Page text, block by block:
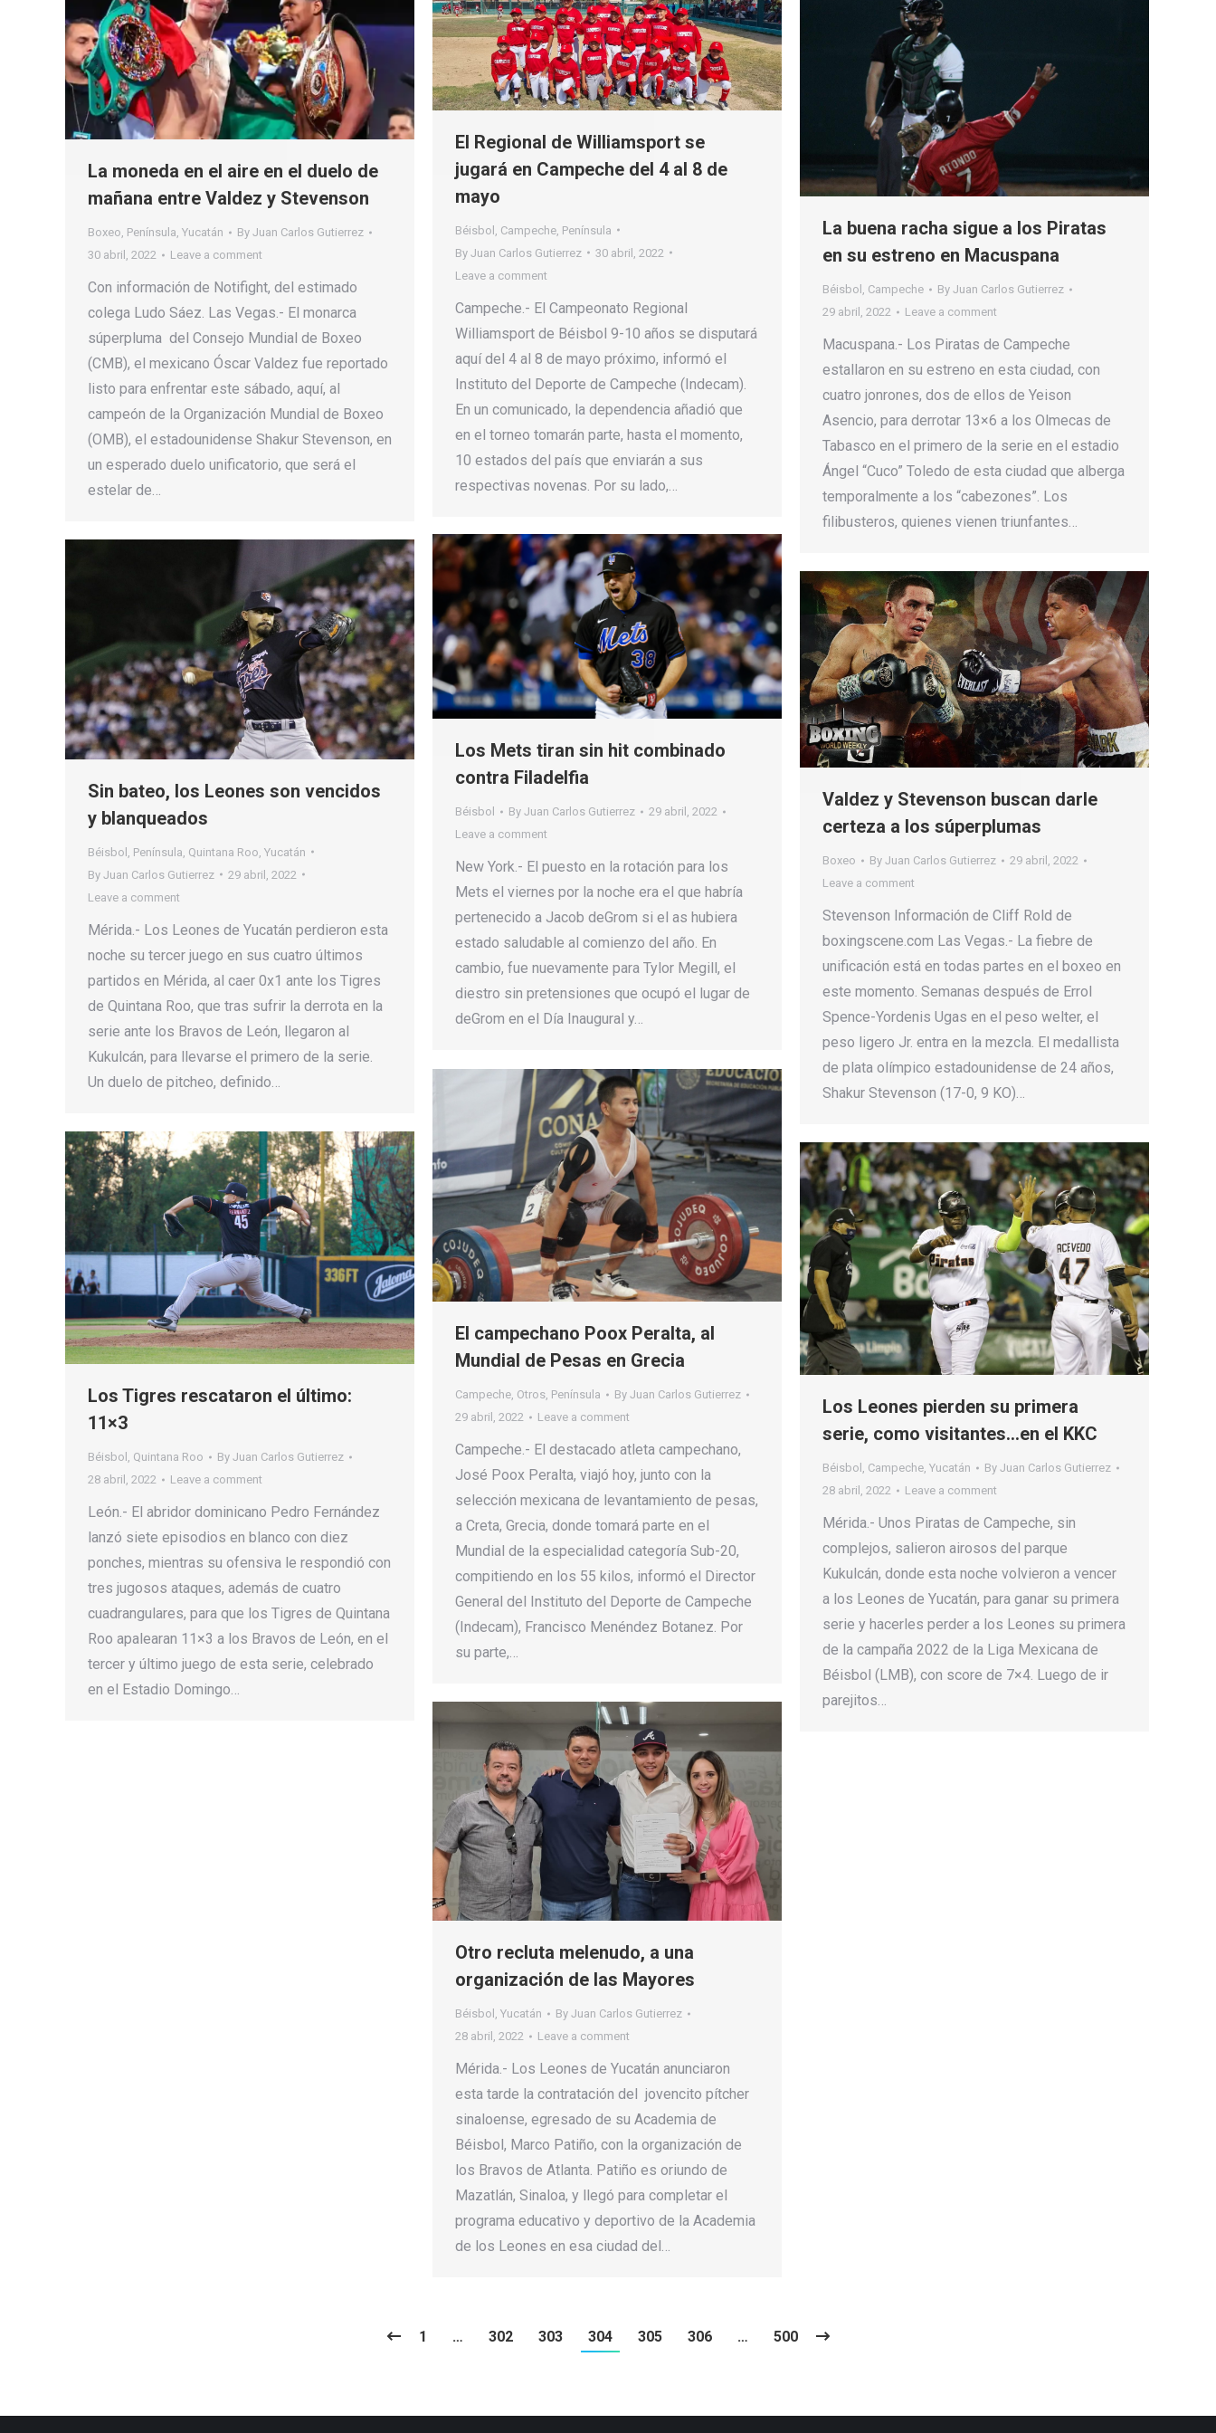
La moneda en el aire en el duelo de
mañana entre Valdez y Stevenson
Boxeo, Península, Yucatán By Juan Carlos Gutierrez
30 abril, 2022
Leave a comment
Con información de Notifight, del estimado
colega Ludo Sáez. Las Vegas.- El monarca
súperpluma del Consejo Mundial de Boxeo
(CMB), el mexicano Óscar Valdez fue reportado
listo para enfrentar este sábado, aquí, al
campeón de la Organización Mundial de Boxeo
(OMB), el estadounidense Shakur Stevenson, en
un esperado duelo unificatorio, que será el
estelar de…
El Regional de Williamsport se
jugará en Campeche del 4 al 8 de
mayo
Béisbol Campeche Península
By Juan Carlos Gutierrez
30 abril, 2022
Leave a comment
Campeche.- El Campeonato Regional
Williamsport de Béisbol 9-10 años se disputará
aquí del 4 al 8 de mayo próximo, informó el
Instituto del Deporte de Campeche (Indecam).
En un comunicado, la dependencia añadió que
en el torneo tomarán parte, hasta el momento,
10 estados del país que enviarán a sus
respectivas novenas. Por su lado,…
La buena racha sigue a los Piratas
en su estreno en Macuspana
Béisbol , Campeche By Juan Carlos Gutierrez
29 abril, 2022
Leave a comment
Macuspana.- Los Piratas de Campeche
estallaron en su estreno en esta ciudad, con
cuatro jonrones, dos de ellos de Yeison
Asencio, para derrotar 13×6 a los Olmecas de
Tabasco en el primero de la serie en el estadio
Ángel “Cuco” Toledo de esta ciudad que alberga
temporalmente a los “cabezones”. Los
filibusteros, quienes vienen triunfantes…
Los Mets tiran sin hit combinado
contra Filadelfia
Béisbol By Juan Carlos Gutierrez
29 abril, 2022
Leave a comment
New York.- El puesto en la rotación para los
Mets el viernes por la noche era el que habría
pertenecido a Jacob deGrom si el as hubiera
estado saludable al comienzo del año. En
cambio, fue nuevamente para Tylor Megill, el
diestro sin pretensiones que ocupó el lugar de
deGrom en el Día Inaugural y…
Sin bateo, los Leones son vencidos
y blanqueados
Béisbol Península Quintana Roo Yucatán
By Juan Carlos Gutierrez
29 abril, 2022
Leave a comment
Mérida.- Los Leones de Yucatán perdieron esta
noche su tercer juego en sus cuatro últimos
partidos en Mérida, al caer 0x1 ante los Tigres
de Quintana Roo, que tras sufrir la derrota en la
serie ante los Bravos de León, llegaron al
Kukulcán, para llevarse el primero de la serie.
Un duelo de pitcheo, definido…
Valdez y Stevenson buscan darle
certeza a los súperplumas
Boxeo By Juan Carlos Gutierrez
29 abril, 2022
Leave a comment
Stevenson Información de Cliff Rold de
boxingscene.com Las Vegas.- La fiebre de
unificación está en todas partes en el boxeo en
este momento. Semanas después de Errol
Spence-Yordenis Ugas en el peso welter, el
peso ligero Jr. entra en la mezcla. El medallista
de plata olímpico estadounidense de 24 años,
Shakur Stevenson (17-0, 9 KO)…
El campechano Poox Peralta, al
Mundial de Pesas en Grecia
Campeche, Otros, Península By Juan Carlos Gutierrez
29 abril, 2022
Leave a comment
Campeche.- El destacado atleta campechano,
José Poox Peralta, viajó hoy, junto con la
selección mexicana de levantamiento de pesas,
a Creta, Grecia, donde tomará parte en el
Mundial de la especialidad categoría Sub-20,
compitiendo en los 55 kilos, informó el Director
General del Instituto del Deporte de Campeche
(Indecam), Francisco Menéndez Botanez. Por
su parte,…
Los Tigres rescataron el último:
11×3
Béisbol , Quintana Roo By Juan Carlos Gutierrez
28 abril, 2022
Leave a comment
León.- El abridor dominicano Pedro Fernández
lanzó siete episodios en blanco con diez
ponches, mientras su ofensiva le respondió con
tres jugosos ataques, además de cuatro
cuadrangulares, para que los Tigres de Quintana
Roo apalearan 11×3 a los Bravos de León, en el
tercer y último juego de esta serie, celebrado
en el Estadio Domingo…
Los Leones pierden su primera
serie, como visitantes…en el KKC
Béisbol , Campeche, Yucatán By Juan Carlos Gutierrez
28 abril, 2022
Leave a comment
Mérida.- Unos Piratas de Campeche, sin
complejos, salieron airosos del parque
Kukulcán, donde esta noche volvieron a vencer
a los Leones de Yucatán, para ganar su primera
serie y hacerles perder a los Leones su primera
de la campaña 2022 de la Liga Mexicana de
Béisbol (LMB), con score de 7×4. Luego de ir
parejitos…
Otro recluta melenudo, a una
organización de las Mayores
Béisbol , Yucatán By Juan Carlos Gutierrez
28 abril, 2022
Leave a comment
Mérida.- Los Leones de Yucatán anunciaron
esta tarde la contratación del jovencito pítcher
sinaloense, egresado de su Academia de
Béisbol, Marco Patiño, con la organización de
los Bravos de Atlanta. Patiño es oriundo de
Mazatlán, Sinaloa, y llegó para completar el
programa educativo y deportivo de la Academia
de los Leones en esa ciudad del…
1 … 302 303 304 305 306 … 500